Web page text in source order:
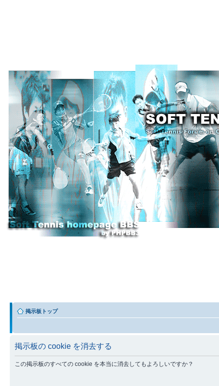
掲示板トップ
掲示板の cookie を消去する
この掲示板のすべての cookie を本当に消去してもよろしいですか？